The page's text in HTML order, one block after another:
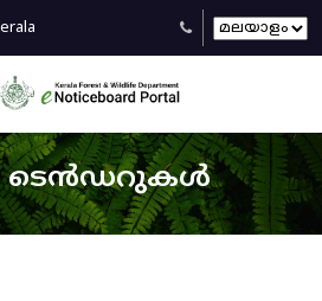
ടെൻഡറുകൾ